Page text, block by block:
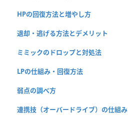
HPの回復方法と増やし方
退却・逃げる方法とデメリット
ミミックのドロップと対処法
LPの仕組み・回復方法
弱点の調べ方
連携技（オーバードライブ）の仕組み